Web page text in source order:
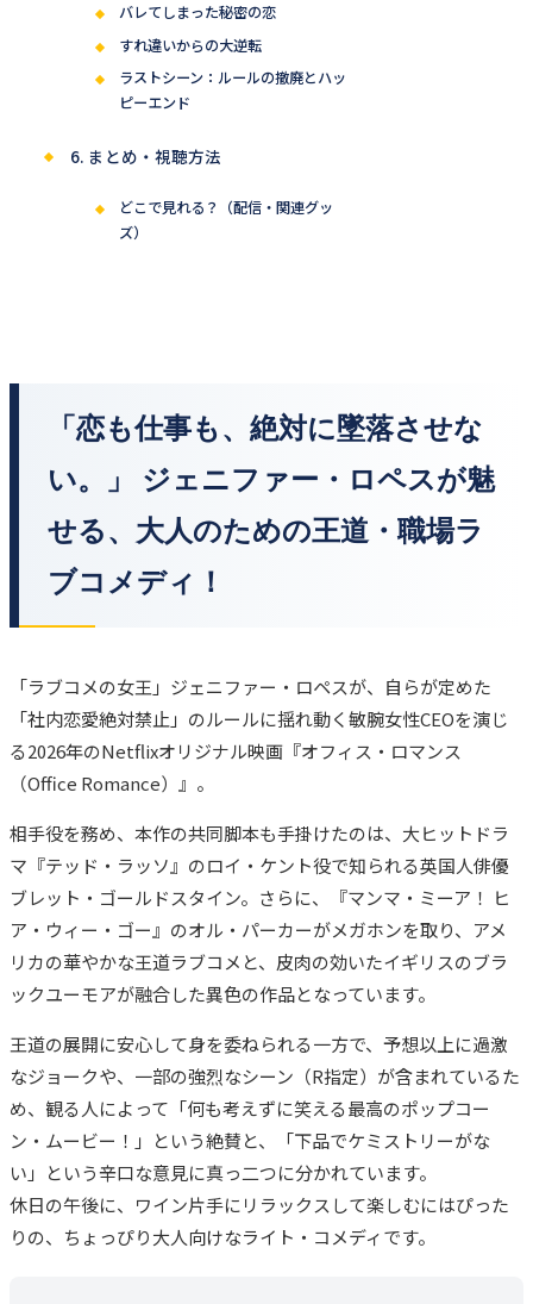
バレてしまった秘密の恋
すれ違いからの大逆転
ラストシーン：ルールの撤廃とハッ
ピーエンド
6. まとめ・視聴方法
どこで見れる？（配信・関連グッ
ズ）
「恋も仕事も、絶対に墜落させな
い。」 ジェニファー・ロペスが魅
せる、大人のための王道・職場ラ
ブコメディ！
「ラブコメの女王」ジェニファー・ロペスが、自らが定めた
「社内恋愛絶対禁止」のルールに揺れ動く敏腕女性CEOを演じ
る2026年のNetflixオリジナル映画『オフィス・ロマンス
（Office Romance）』。
相手役を務め、本作の共同脚本も手掛けたのは、大ヒットドラ
マ『テッド・ラッソ』のロイ・ケント役で知られる英国人俳優
ブレット・ゴールドスタイン。さらに、『マンマ・ミーア！ ヒ
ア・ウィー・ゴー』のオル・パーカーがメガホンを取り、アメ
リカの華やかな王道ラブコメと、皮肉の効いたイギリスのブラ
ックユーモアが融合した異色の作品となっています。
王道の展開に安心して身を委ねられる一方で、予想以上に過激
なジョークや、一部の強烈なシーン（R指定）が含まれているた
め、観る人によって「何も考えずに笑える最高のポップコー
ン・ムービー！」という絶賛と、「下品でケミストリーがな
い」という辛口な意見に真っ二つに分かれています。
休日の午後に、ワイン片手にリラックスして楽しむにはぴった
りの、ちょっぴり大人向けなライト・コメディです。